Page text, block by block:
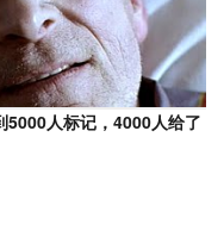
5000人标记，4000人给了